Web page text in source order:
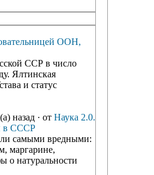
ООН,
ССР в число
Ялтинская
и статус
назад · от Наука 2.0.
в СССР
самыми вредными:
маргарине,
о натуральности